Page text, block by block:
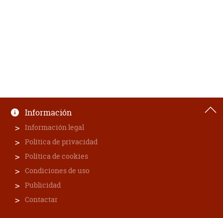
Información
Información legal
Política de privacidad
Política de cookies
Condiciones de uso
Publicidad
Contactar